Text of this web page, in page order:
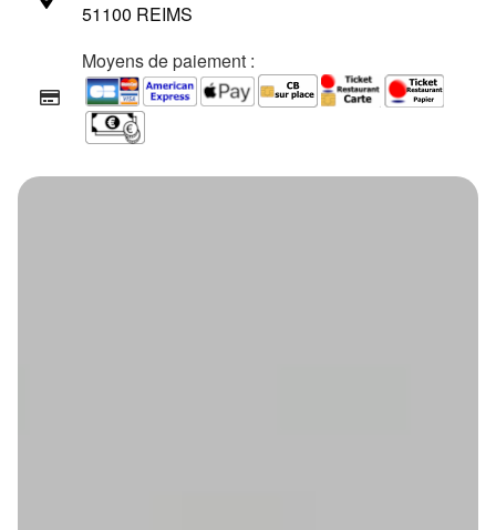
51100 REIMS
Moyens de paiement :